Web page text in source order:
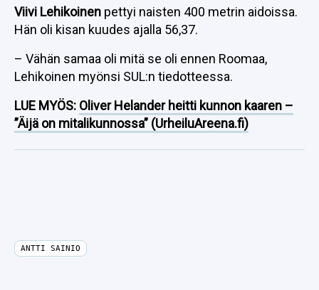
Viivi Lehikoinen pettyi naisten 400 metrin aidoissa.
Hän oli kisan kuudes ajalla 56,37.
– Vähän samaa oli mitä se oli ennen Roomaa,
Lehikoinen myönsi SUL:n tiedotteessa.
LUE MYÖS: Oliver Helander heitti kunnon kaaren –
”Äijä on mitalikunnossa” (UrheiluAreena.fi)
ANTTI SAINIO